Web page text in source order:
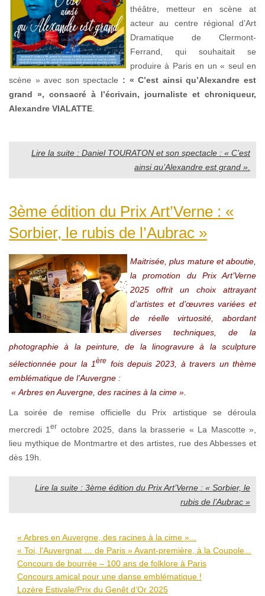
théâtre, metteur en scène at
acteur au centre régional d’Art
Dramatique de Clermont-
Ferrand, qui souhaitait se
produire à Paris en un « seul en
scène » avec son spectacle : « C’est ainsi qu’Alexandre est
grand », consacré à l’écrivain, journaliste et chroniqueur,
Alexandre VIALATTE
Lire la suite : Daniel TOURATON et son spectacle : « C’est
ainsi qu’Alexandre est grand ».
3ème édition du Prix Art’Verne : «
Sorbier, le rubis de l’Aubrac »
Maitrisée, plus mature et aboutie,
la promotion du Prix Art’Verne
2025 offrit un choix attrayant
d’artistes et d’œuvres variées et
de réelle virtuosité, abordant
diverses techniques, de la
photographie à la peinture, de la linogravure à la sculpture
sélectionnée pour la 1ère fois depuis 2023, à travers un thème
emblématique de l’Auvergne :
« Arbres en Auvergne, des racines à la cime ».
La soirée de remise officielle du Prix artistique se déroula
mercredi 1er octobre 2025, dans la brasserie « La Mascotte »,
lieu mythique de Montmartre et des artistes, rue des Abbesses et
dès 19h.
Lire la suite : 3ème édition du Prix Art’Verne : « Sorbier, le
rubis de l’Aubrac »
« Arbres en Auvergne, des racines à la cime »...
« Toi, l’Auvergnat … de Paris » Avant-première, à la Coupole...
Concours de bourrée – 100 ans de folklore à Paris
Concours amical pour une danse emblématique !
Lozère Estivale/Prix du Genêt d’Or 2025